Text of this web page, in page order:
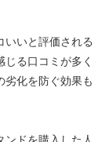
いいと評価される
る口コミが多く
劣化を防ぐ効果も